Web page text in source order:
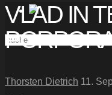
VLAD IN
Thorsten Dietrich 11.